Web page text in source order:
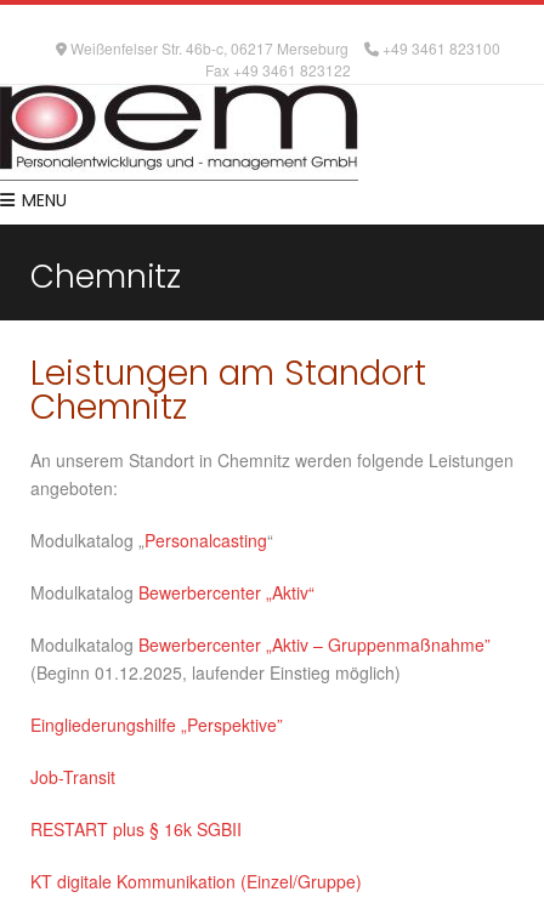
Weißenfelser Str. 46b-c, 06217 Merseburg
+49 3461 823100
Fax +49 3461 823122
MENU
Chemnitz
Leistungen am Standort
Chemnitz
An unserem Standort in Chemnitz werden folgende Leistungen
angeboten:
Modulkatalog „Personalcasting“
Modulkatalog Bewerbercenter „Aktiv“
Modulkatalog Bewerbercenter „Aktiv – Gruppenmaßnahme”
(Beginn 01.12.2025, laufender Einstieg möglich)
Eingliederungshilfe „Perspektive”
Job-Transit
RESTART plus § 16k SGBII
KT digitale Kommunikation (Einzel/Gruppe)